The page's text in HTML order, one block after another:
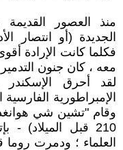
منذ العصور القديمة
الجديدة (أو انتصار
فكلما كانت الإرادة
معه ، كان جنون
لقد أحرق
210 قبل